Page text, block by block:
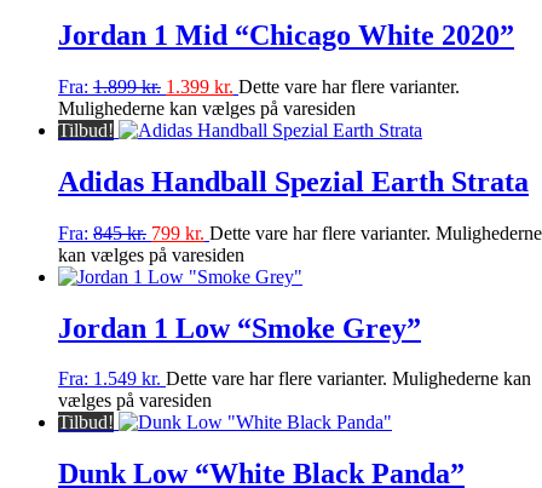
Jordan 1 Mid “Chicago White 2020”
Fra: 1.899kr. 1.399 kr. Dette vare har flere varianter.
Mulighederne kan vælges på varesiden
Tilbud!
Adidas Handball Spezial Earth Strata
Fra: 845kr. 799 kr. Dette vare har flere varianter. Mulighederne
kan vælges på varesiden
Jordan 1 Low “Smoke Grey”
Fra: 1.549 kr. Dette vare har flere varianter. Mulighederne kan
vælges på varesiden
Tilbud!
Dunk Low “White Black Panda”